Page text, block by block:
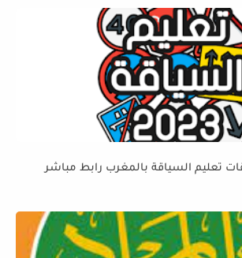
تعليم السياقة بالمغرب رابط مباشر